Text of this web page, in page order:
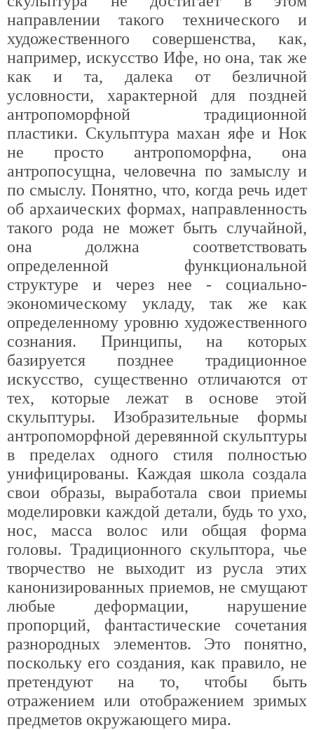
направлении такого технического и
художественного совершенства, как,
например, искусство Ифе, но она, так же
как и та, далека от безличной
условности, характерной для поздней
антропоморфной традиционной
пластики. Скульптура махан яфе и Нок
не просто антропоморфна, она
антропосущна, человечна по замыслу и
по смыслу. Понятно, что, когда речь идет
об архаических формах, направленность
такого рода не может быть случайной,
она должна соответствовать
определенной функциональной
структуре и через нее - социально-
экономическому укладу, так же как
определенному уровню художественного
сознания. Принципы, на которых
базируется позднее традиционное
искусство, существенно отличаются от
тех, которые лежат в основе этой
скульптуры. Изобразительные формы
антропоморфной деревянной скульптуры
в пределах одного стиля полностью
унифицированы. Каждая школа создала
свои образы, выработала свои приемы
моделировки каждой детали, будь то ухо,
нос, масса волос или общая форма
головы. Традиционного скульптора, чье
творчество не выходит из русла этих
канонизированных приемов, не смущают
любые деформации, нарушение
пропорций, фантастические сочетания
разнородных элементов. Это понятно,
поскольку его создания, как правило, не
претендуют на то, чтобы быть
отражением или отображением зримых
предметов окружающего мира.